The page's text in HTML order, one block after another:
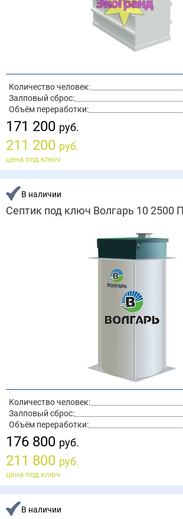
Количество человек:
Залповый сброс:
Объём переработки:
171 200 руб.
211 200 руб.
цена под ключ
В наличии
Септик под ключ Волгарь 10 2500 П
Количество человек:
Залповый сброс:
Объём переработки:
176 800 руб.
211 800 руб.
цена под ключ
В наличии